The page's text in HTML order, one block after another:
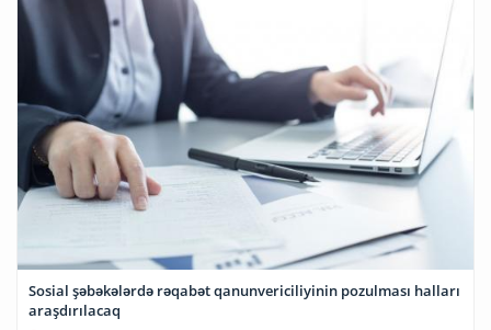
Sosial şəbəkələrdə rəqabət qanunvericiliyinin pozulması halları
araşdırılacaq